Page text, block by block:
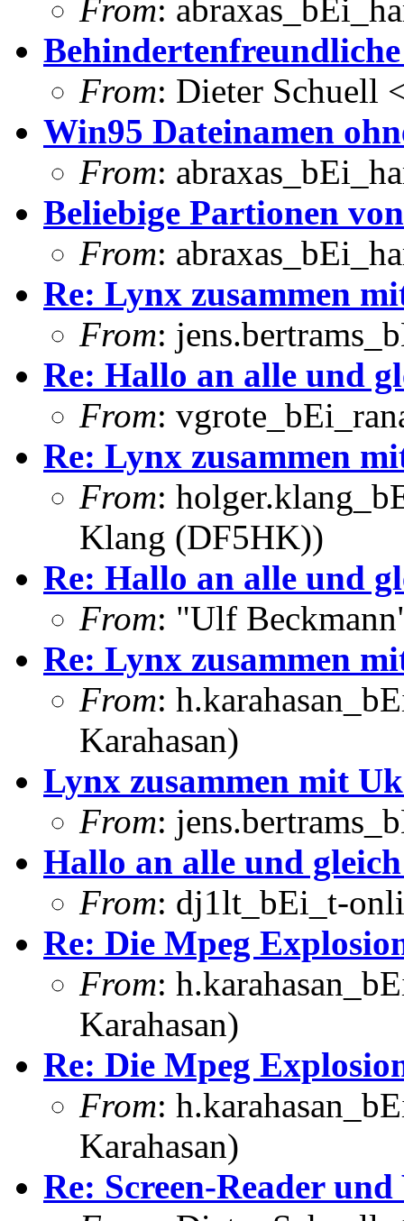
From:
From: Dieter Schuell
Win95 Dateinamen
From:
Beliebige Partionen
From:
Re: Lynx zusammen
From:
Re: Hallo an alle und
From:
Re: Lynx zusammen
From:
Klang (DF5HK))
Re: Hallo an alle und
From: "Ulf
Re: Lynx zusammen
From:
Karahasan)
Lynx zusammen mit
From:
Hallo an alle und
From: dj1lt_bEi_t-
Re: Die Mpeg
From:
Karahasan)
Re: Die Mpeg
From:
Karahasan)
Re: Screen-Reader